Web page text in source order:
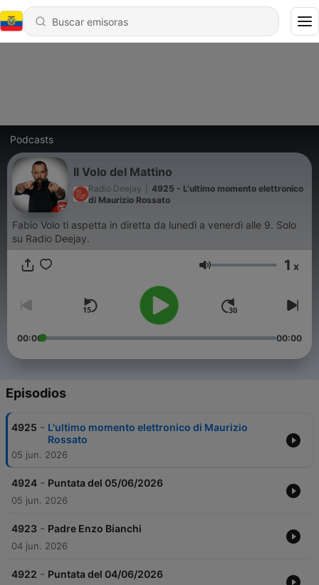
Podcasts
Il Volo del Mattino
Radio Deejay
4925 - L'ultimo momento elettronico
di Maurizio Rossato
Fabio Volo ti aspetta in diretta da lunedì a venerdì alle 9. Solo
su Radio Deejay.
Volumen 1 x
00:00 00:00
Episodios
4925 - L'ultimo momento elettronico di Maurizio
Rossato
05 jun. 2026
4924 - Puntata del 05/06/2026
05 jun. 2026
4923 - Padre Enzo Bianchi
04 jun. 2026
4922 - Puntata del 04/06/2026